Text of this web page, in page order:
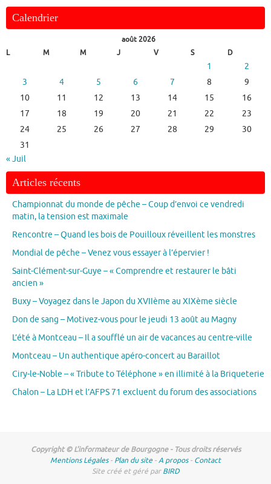
Calendrier
août 2026
L
M M J V S D
1
2
3
4 5 6 7 8
9
10
11 12 13 14 15
16
17
18 19 20 21 22
23
24
25 26 27 28 29
30
31
« Juil
Articles récents
Championnat du monde de pêche – Coup d’envoi ce vendredi
matin, la tension est maximale
Rencontre – Quand les bois de Pouilloux réveillent les monstres
Mondial de pêche – Venez vous essayer à l’épervier !
Saint-Clément-sur-Guye – « Comprendre et restaurer le bâti
ancien »
Buxy – Voyagez dans le Japon du XVIIème au XIXème siècle
Don de sang – Motivez-vous pour le jeudi 13 août au Magny
L’été à Montceau – Il a soufflé un air de vacances au centre-ville
Montceau – Un authentique apéro-concert au Baraillot
Ciry-le-Noble – « Tribute to Téléphone » en illimité à la Briqueterie
Chalon – La LDH et l’AFPS 71 excluent du forum des associations
Copyright © L'informateur de Bourgogne - Tous droits réservés
Mentions Légales- Plan du site -A propos- Contact
Site créé et géré parBIRD